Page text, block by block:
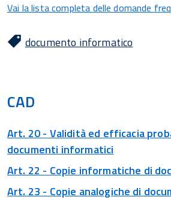
Vai la lista completa delle domande
documento informatico
CAD
Art. 20 - Validità ed efficacia
documenti informatici
Art. 22 - Copie informatiche di
Art. 23 - Copie analogiche di